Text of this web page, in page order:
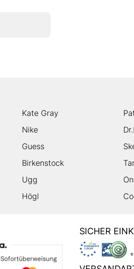
Kate Gray
Nike
Guess
Birkenstock
Ugg
On
Högl
SICHER